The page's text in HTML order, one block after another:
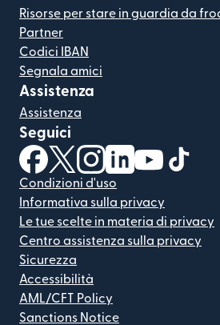
Risorse per stare in guardia da
Partner
Codici IBAN
Segnala amici
Assistenza
Assistenza
Seguici
(si apre in una nuova finestra)
(si apre in una nuova
(si apre in una
(si apre in una
(si apre
Condizioni d'uso
Informativa sulla privacy
Le tue scelte in materia di privacy
Centro assistenza sulla privacy
Sicurezza
Accessibilità
AML/CFT Policy
Sanctions Notice